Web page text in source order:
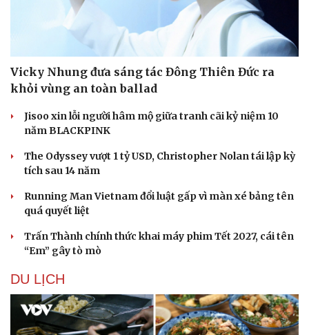
Du lịch
Tư vấn
Săn Tour
check-in
Podcast
Đọc truyện đêm khuya
Cửa sổ tình yêu
Vicky Nhung đưa sáng tác Đông Thiên Đức ra
khỏi vùng an toàn ballad
Jisoo xin lỗi người hâm mộ giữa tranh cãi kỷ niệm 10
năm BLACKPINK
The Odyssey vượt 1 tỷ USD, Christopher Nolan tái lập kỳ
tích sau 14 năm
Running Man Vietnam đổi luật gấp vì màn xé bảng tên
quá quyết liệt
Trấn Thành chính thức khai máy phim Tết 2027, cái tên
“Em” gây tò mò
DU LỊCH